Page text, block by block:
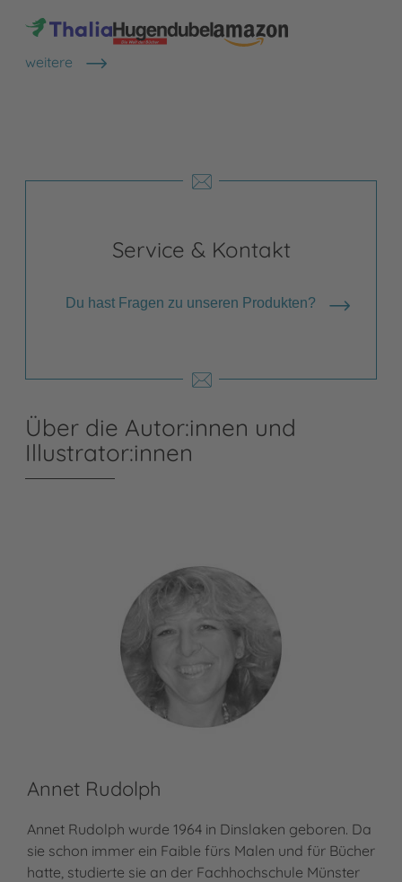
weitere
Shops anzeigen
Service & Kontakt
Du hast Fragen zu unseren Produkten?
Über die Autor:innen und
Illustrator:innen
Annet Rudolph
Annet Rudolph wurde 1964 in Dinslaken geboren. Da
sie schon immer ein Faible fürs Malen und für Bücher
hatte, studierte sie an der Fachhochschule Münster